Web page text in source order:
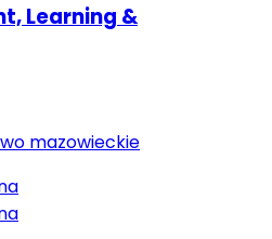
Learning &
mazowieckie